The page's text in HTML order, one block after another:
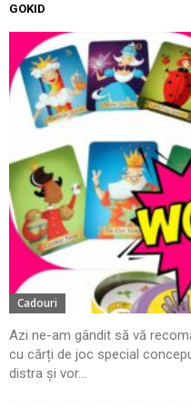
GOKID
Cadouri
Azi ne-am gândit să vă
cu cărți de joc special
distra și vor...